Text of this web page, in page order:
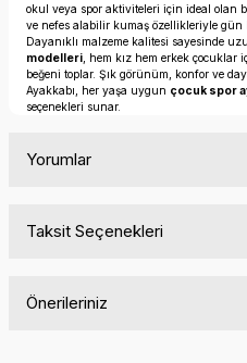
okul veya spor aktiviteleri için ideal olan
ve nefes alabilir kumaş özellikleriyle gün
Dayanıklı malzeme kalitesi sayesinde
modelleri , hem kız hem erkek çocuklar
beğeni toplar. Şık görünüm, konfor ve
Ayakkabı, her yaşa uygun çocuk spor
seçenekleri sunar.
Yorumlar
Taksit Seçenekleri
Önerileriniz